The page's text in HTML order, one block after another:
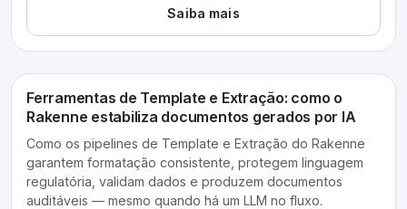
Saiba mais
Ferramentas de Template e Extração: como o
Rakenne estabiliza documentos gerados por IA
Como os pipelines de Template e Extração do Rakenne
garantem formatação consistente, protegem linguagem
regulatória, validam dados e produzem documentos
auditáveis — mesmo quando há um LLM no fluxo.